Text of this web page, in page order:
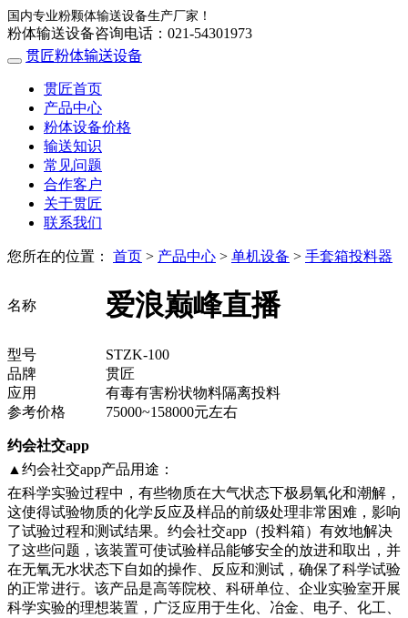
国内专业粉颗体输送设备生产厂家！
粉体输送设备咨询电话：021-54301973
贯匠粉体输送设备
贯匠首页
产品中心
粉体设备价格
输送知识
常见问题
合作客户
关于贯匠
联系我们
您所在的位置： 首页 > 产品中心 > 单机设备 > 手套箱投料器
名称 爱浪巅峰直播
型号
STZK-100
品牌
贯匠
应用
有毒有害粉状物料隔离投料
参考价格
75000~158000元左右
约会社交app
▲约会社交app产品用途：
在科学实验过程中，有些物质在大气状态下极易氧化和潮解，
这使得试验物质的化学反应及样品的前级处理非常困难，影响
了试验过程和测试结果。约会社交app（投料箱）有效地解决
了这些问题，该装置可使试验样品能够安全的放进和取出，并
在无氧无水状态下自如的操作、反应和测试，确保了科学试验
的正常进行。该产品是高等院校、科研单位、企业实验室开展
科学实验的理想装置，广泛应用于生化、冶金、电子、化工、